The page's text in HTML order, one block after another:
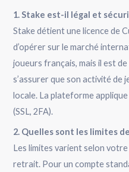
1. Stake est-il légal et
Stake détient une licence de
d’opérer sur le marché
joueurs français, mais il est
s’assurer que son activité de
locale. La plateforme
(SSL, 2FA).
2. Quelles sont les limites
Les limites varient selon
retrait. Pour un compte